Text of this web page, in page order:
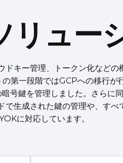
リュー
キー管理、トークン化などの
第一段階ではGCPへの移行
鍵を管理しました。さらに
生成された鍵の管理や、すべ
に対応しています。